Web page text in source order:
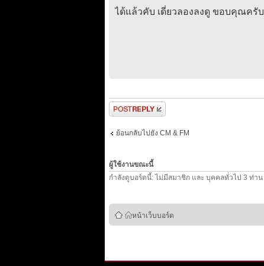
ได้แล้วคับ เดี่ยวลองลงดู ขอบคุณครับ
ตอบกระทู้
ย้อนกลับไปยัง CM & FM
ผู้ใช้งานขณะนี้
กำลังดูบอร์ดนี้: ไม่มีสมาชิก และ บุคคลทั่วไป 3 ท่าน
หน้าเว็บบอร์ด